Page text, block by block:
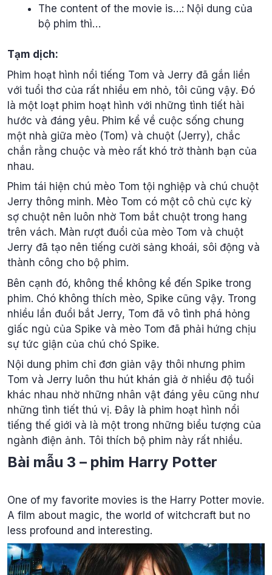
The content of the movie is…: Nội dung của
bộ phim thì…
Tạm dịch:
Phim hoạt hình nổi tiếng Tom và Jerry đã gắn liền
với tuổi thơ của rất nhiều em nhỏ, tôi cũng vậy. Đó
là một loạt phim hoạt hình với những tình tiết hài
hước và đáng yêu. Phim kể về cuộc sống chung
một nhà giữa mèo (Tom) và chuột (Jerry), chắc
chắn rằng chuộc và mèo rất khó trở thành bạn của
nhau.
Phim tái hiện chú mèo Tom tội nghiệp và chú chuột
Jerry thông minh. Mèo Tom có ​​một cô chủ cực kỳ
sợ chuột nên luôn nhờ Tom bắt chuột trong hang
trên vách. Màn rượt đuổi của mèo Tom và chuột
Jerry đã tạo nên tiếng cười sảng khoái, sôi động và
thành công cho bộ phim.
Bên cạnh đó, không thể không kể đến Spike trong
phim. Chó không thích mèo, Spike cũng vậy. Trong
nhiều lần đuổi bắt Jerry, Tom đã vô tình phá hỏng
giấc ngủ của Spike và mèo Tom đã phải hứng chịu
sự tức giận của chú chó Spike.
Nội dung phim chỉ đơn giản vậy thôi nhưng phim
Tom và Jerry luôn thu hút khán giả ở nhiều độ tuổi
khác nhau nhờ những nhân vật đáng yêu cũng như
những tình tiết thú vị. Đây là phim hoạt hình nổi
tiếng thế giới và là một trong những biểu tượng của
ngành điện ảnh. Tôi thích bộ phim này rất nhiều.
Bài mẫu 3 – phim Harry Potter
One of my favorite movies is the Harry Potter movie.
A film about magic, the world of witchcraft but no
less profound and interesting.